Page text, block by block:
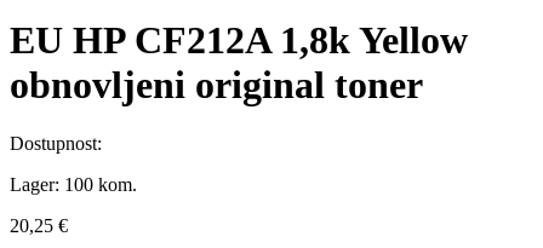
EU HP CF212A 1,8k Yellow
obnovljeni original toner
Dostupnost:
Lager: 100 kom.
20,25 €